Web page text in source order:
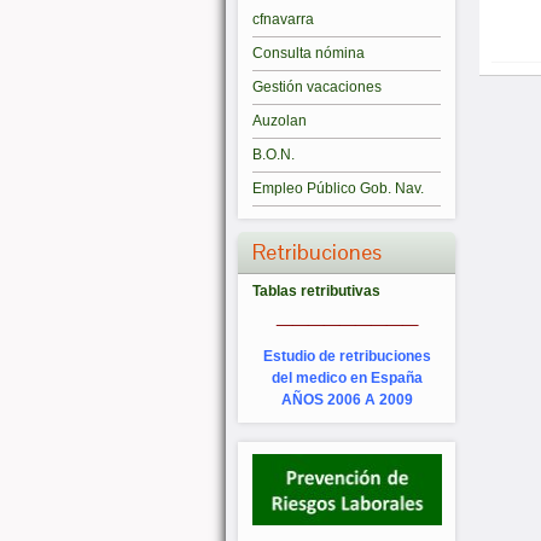
cfnavarra
Consulta nómina
Gestión vacaciones
Auzolan
B.O.N.
Empleo Público Gob. Nav.
Retribuciones
Tablas retributivas
Estudio de retribuciones
del medico en España
AÑOS 2006 A 2009